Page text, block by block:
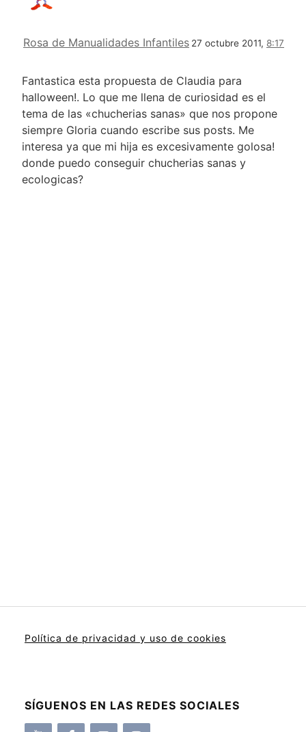
Rosa de Manualidades Infantiles 27 octubre 2011, 8:17
Fantastica esta propuesta de Claudia para
halloween!. Lo que me llena de curiosidad es el
tema de las «chucherias sanas» que nos propone
siempre Gloria cuando escribe sus posts. Me
interesa ya que mi hija es excesivamente golosa!
donde puedo conseguir chucherias sanas y
ecologicas?
Política de privacidad y uso de cookies
SÍGUENOS EN LAS REDES SOCIALES